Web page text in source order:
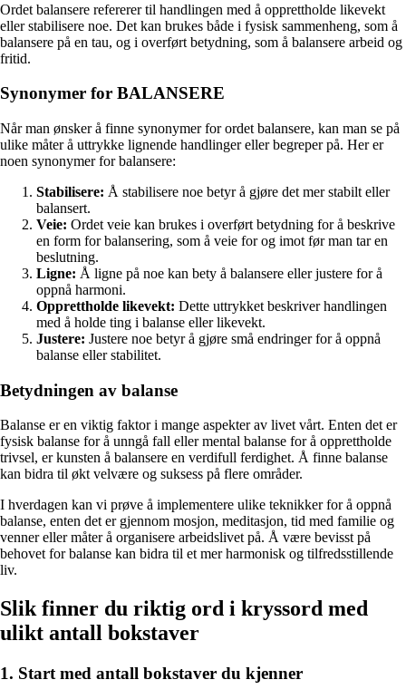
Ordet balansere refererer til handlingen med å opprettholde likevekt
eller stabilisere noe. Det kan brukes både i fysisk sammenheng, som å
balansere på en tau, og i overført betydning, som å balansere arbeid og
fritid.
Synonymer for BALANSERE
Når man ønsker å finne synonymer for ordet balansere, kan man se på
ulike måter å uttrykke lignende handlinger eller begreper på. Her er
noen synonymer for balansere:
Stabilisere: Å stabilisere noe betyr å gjøre det mer stabilt eller
balansert.
Veie: Ordet veie kan brukes i overført betydning for å beskrive
en form for balansering, som å veie for og imot før man tar en
beslutning.
Ligne: Å ligne på noe kan bety å balansere eller justere for å
oppnå harmoni.
Opprettholde likevekt: Dette uttrykket beskriver handlingen
med å holde ting i balanse eller likevekt.
Justere: Justere noe betyr å gjøre små endringer for å oppnå
balanse eller stabilitet.
Betydningen av balanse
Balanse er en viktig faktor i mange aspekter av livet vårt. Enten det er
fysisk balanse for å unngå fall eller mental balanse for å opprettholde
trivsel, er kunsten å balansere en verdifull ferdighet. Å finne balanse
kan bidra til økt velvære og suksess på flere områder.
I hverdagen kan vi prøve å implementere ulike teknikker for å oppnå
balanse, enten det er gjennom mosjon, meditasjon, tid med familie og
venner eller måter å organisere arbeidslivet på. Å være bevisst på
behovet for balanse kan bidra til et mer harmonisk og tilfredsstillende
liv.
Slik finner du riktig ord i kryssord med
ulikt antall bokstaver
1. Start med antall bokstaver du kjenner